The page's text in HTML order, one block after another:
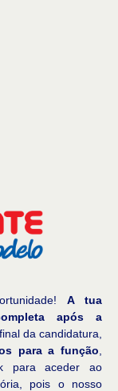
A tua
após a
da candidatura,
para a função
para aceder ao
pois o nosso